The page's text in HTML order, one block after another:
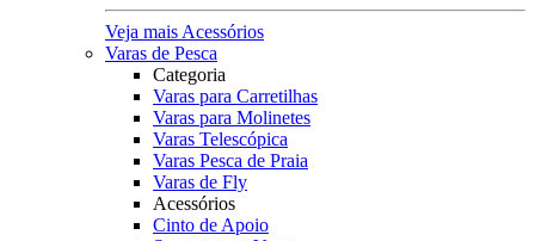
Veja mais Acessórios
Varas de Pesca
Categoria
Varas para Carretilhas
Varas para Molinetes
Varas Telescópica
Varas Pesca de Praia
Varas de Fly
Acessórios
Cinto de Apoio